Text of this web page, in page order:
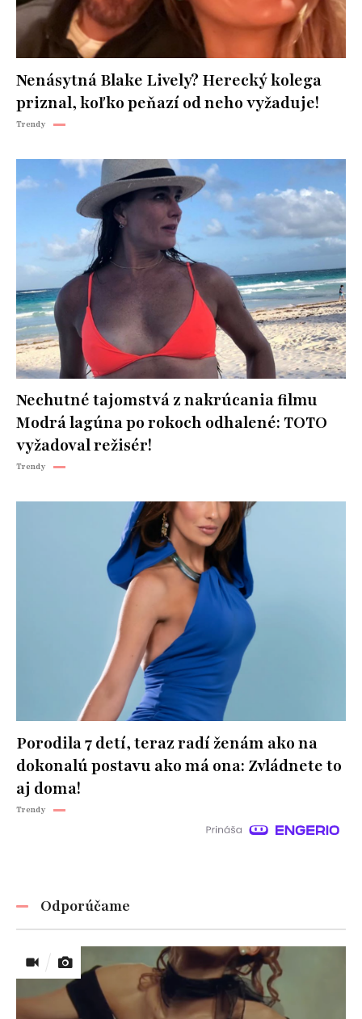
Nenásytná Blake Lively? Herecký kolega
priznal, koľko peňazí od neho vyžaduje!
Trendy
Nechutné tajomstvá z nakrúcania filmu
Modrá lagúna po rokoch odhalené: TOTO
vyžadoval režisér!
Trendy
Porodila 7 detí, teraz radí ženám ako na
dokonalú postavu ako má ona: Zvládnete to
aj doma!
Trendy
Odporúčame